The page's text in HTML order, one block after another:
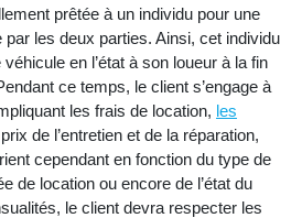
prêtée à un individu pour une
les deux parties. Ainsi, cet individu
véhicule en l’état à son loueur à la fin
ce temps, le client s’engage à
les frais de location, les
de l’entretien et de la réparation,
cependant en fonction du type de
de location ou encore de l’état du
le client devra respecter les